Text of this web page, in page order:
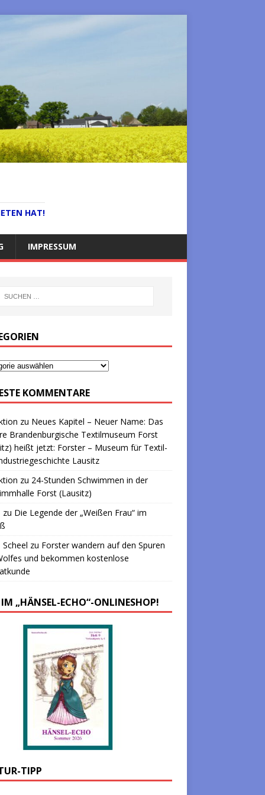
HAT!
IMPRESSUM
KOMMENTARE
zu Neues Kapitel – Neuer Name: Das
Brandenburgische Textilmuseum Forst
heißt jetzt: Forster – Museum für Textil-
Lausitz
zu 24-Stunden Schwimmen in der
Forst (Lausitz)
zu Die Legende der „Weißen Frau“ im
Scheel zu Forster wandern auf den Spuren
und bekommen kostenlose
„HÄNSEL-ECHO“-ONLINESHOP!
TIPP